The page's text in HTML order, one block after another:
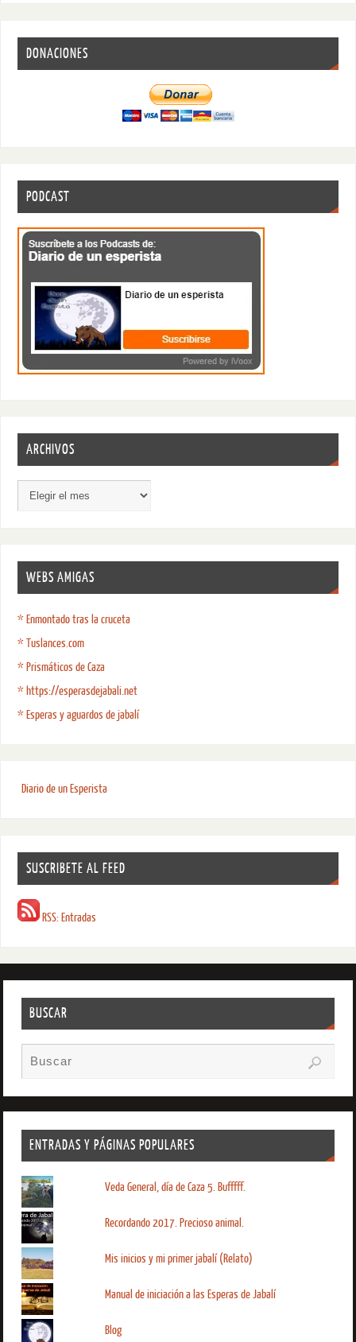
DONACIONES
PODCAST
ARCHIVOS
WEBS AMIGAS
* Enmontado tras la cruceta
* Tuslances.com
* Prismáticos de Caza
* https://esperasdejabali.net
* Esperas y aguardos de jabalí
Diario de un Esperista
SUSCRIBETE AL FEED
RSS: Entradas
BUSCAR
ENTRADAS Y PÁGINAS POPULARES
Veda General, día de Caza 5. Bufffff.
Recordando 2017. Precioso animal.
Mis inicios y mi primer jabalí (Relato)
Manual de iniciación a las Esperas de Jabalí
Blog